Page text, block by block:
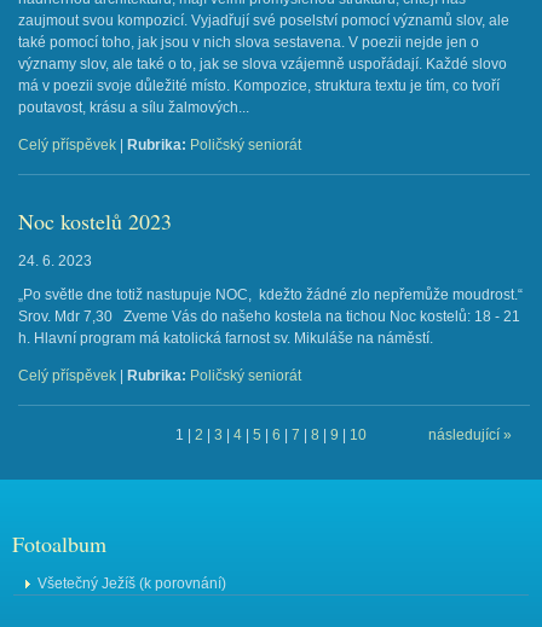
zaujmout svou kompozicí. Vyjadřují své poselství pomocí významů slov, ale
také pomocí toho, jak jsou v nich slova sestavena. V poezii nejde jen o
významy slov, ale také o to, jak se slova vzájemně uspořádají. Každé slovo
má v poezii svoje důležité místo. Kompozice, struktura textu je tím, co tvoří
poutavost, krásu a sílu žalmových...
Celý příspěvek Rubrika: Poličský seniorát
Noc kostelů 2023
24. 6. 2023
„Po světle dne totiž nastupuje NOC, kdežto žádné zlo nepřemůže moudrost.“
Srov. Mdr 7,30 Zveme Vás do našeho kostela na tichou Noc kostelů: 18 - 21
h. Hlavní program má katolická farnost sv. Mikuláše na náměstí.
Celý příspěvek Rubrika: Poličský seniorát
1 2 3 4 5 6 7 8 9 10 následující »
Fotoalbum
Všetečný Ježíš (k porovnání)